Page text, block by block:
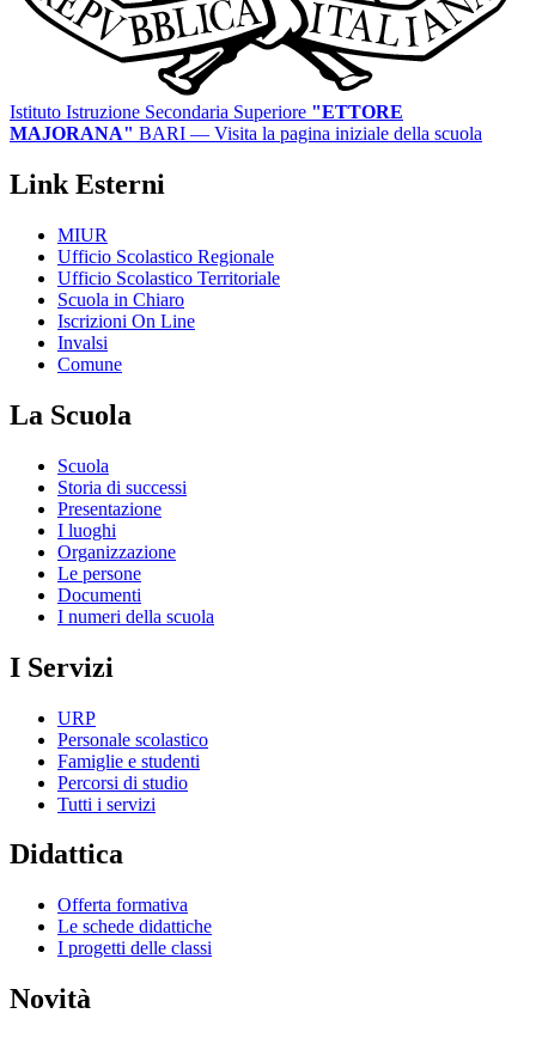
Istituto Istruzione Secondaria Superiore "ETTORE
MAJORANA" BARI — Visita la pagina iniziale della scuola
Link Esterni
MIUR
Ufficio Scolastico Regionale
Ufficio Scolastico Territoriale
Scuola in Chiaro
Iscrizioni On Line
Invalsi
Comune
La Scuola
Scuola
Storia di successi
Presentazione
I luoghi
Organizzazione
Le persone
Documenti
I numeri della scuola
I Servizi
URP
Personale scolastico
Famiglie e studenti
Percorsi di studio
Tutti i servizi
Didattica
Offerta formativa
Le schede didattiche
I progetti delle classi
Novità